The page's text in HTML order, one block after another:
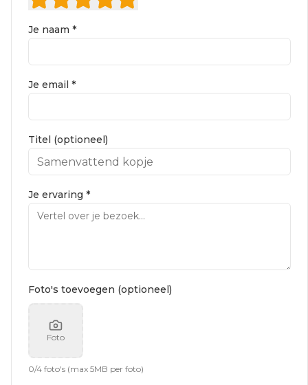
Je naam *
Je email *
Titel (optioneel)
Je ervaring *
Foto's toevoegen (optioneel)
Foto
0/4 foto's (max 5MB per foto)